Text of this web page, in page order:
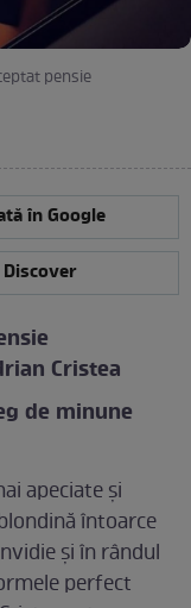
pensie
în Google
Cristea
de minune
apeciate și
întoarce
și în rândul
perfect